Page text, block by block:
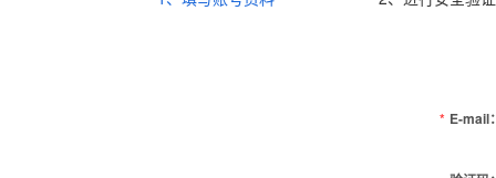
* E-mail